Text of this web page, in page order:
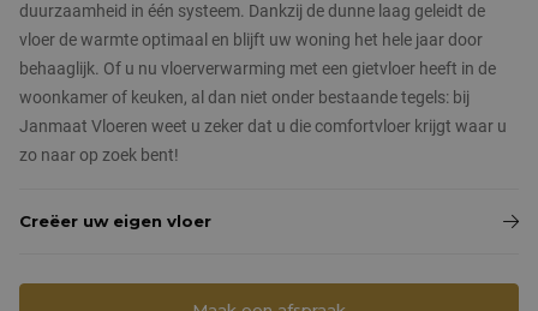
PVC vloeren
duurzaamheid in één systeem. Dankzij de dunne laag geleidt de
vloer de warmte optimaal en blijft uw woning het hele jaar door
behaaglijk. Of u nu vloerverwarming met een gietvloer heeft in de
woonkamer of keuken, al dan niet onder bestaande tegels: bij
Janmaat Vloeren weet u zeker dat u die comfortvloer krijgt waar u
zo naar op zoek bent!
Creëer uw eigen vloer